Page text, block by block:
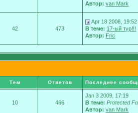
Автор: van Mark
42 473
Apr 18 2008, 19:52
В теме: 17-ый тур!!!
Автор: Fric
Тем Ответов Последнее
10 466
Jan 3 2009, 17:19
В теме: Protected
Автор: van Mark